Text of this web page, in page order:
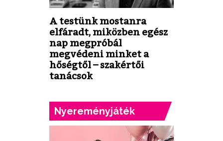
A testünk mostanra
elfáradt, miközben egész
nap megpróbál
megvédeni minket a
hőségtől – szakértői
tanácsok
Nyereményjáték